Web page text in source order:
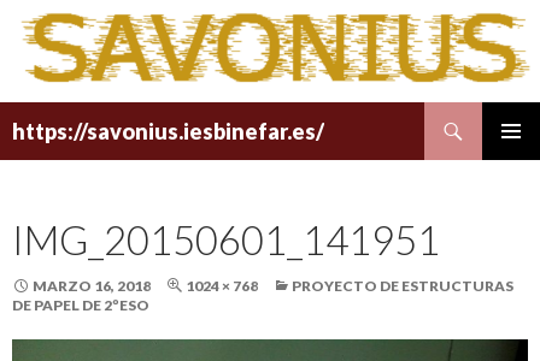
https://savonius.iesbinefar.es/
SALTAR
CONTENIDO
IMG_20150601_141951
MARZO 16, 2018 1024 × 768
PROYECTO DE ESTRUCTURAS
DE PAPEL DE 2ºESO